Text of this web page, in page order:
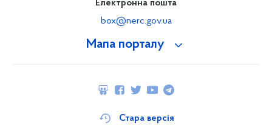
Мапа порталу
Електронна пошта
box@nerc.gov.ua
Стара версія